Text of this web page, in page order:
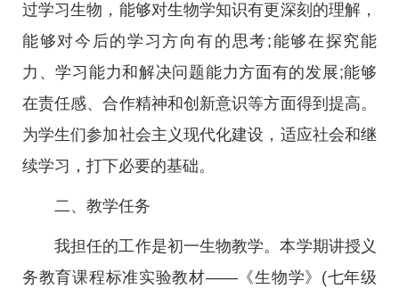
过学习生物，能够对生物学知识有更深刻的理解，
能够对今后的学习方向有的思考;能够在探究能
力、学习能力和解决问题能力方面有的发展;能够
在责任感、合作精神和创新意识等方面得到提高。
为学生们参加社会主义现代化建设，适应社会和继
续学习，打下必要的基础。
二、教学任务
我担任的工作是初一生物教学。本学期讲授义
务教育课程标准实验教材——《生物学》(七年级